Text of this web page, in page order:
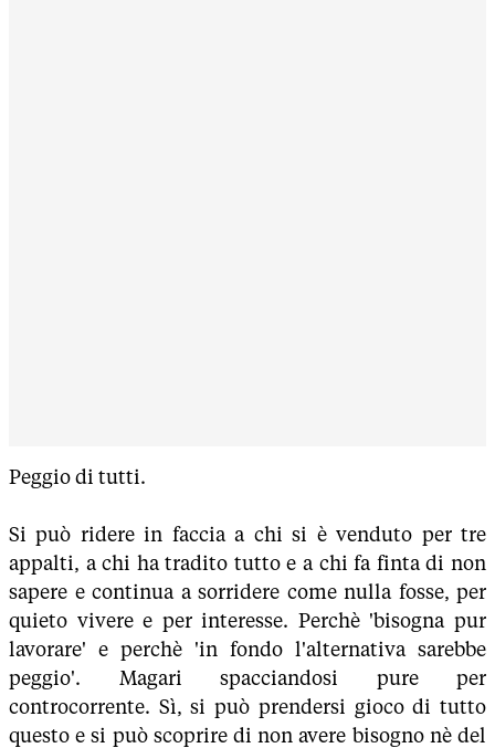
Peggio di tutti.
Si può ridere in faccia a chi si è venduto per tre
appalti, a chi ha tradito tutto e a chi fa finta di non
sapere e continua a sorridere come nulla fosse, per
quieto vivere e per interesse. Perchè 'bisogna pur
lavorare' e perchè 'in fondo l'alternativa sarebbe
peggio'. Magari spacciandosi pure per
controcorrente. Sì, si può prendersi gioco di tutto
questo e si può scoprire di non avere bisogno nè del